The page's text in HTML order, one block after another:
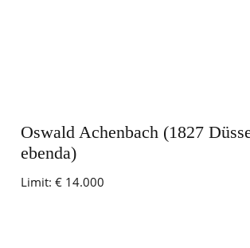
Oswald Achenbach (1827
ebenda)
Limit: € 14.000